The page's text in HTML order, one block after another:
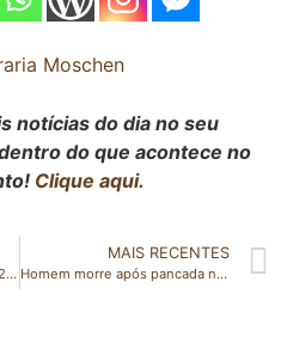
notícias do dia no seu
do que acontece no
Clique aqui.
Gasolina já passa de R$ 7 em 23 cidades do ES; veja valor por município
MAIS RECENTES
Homem morre após pancada na cabeça em Vila Valério